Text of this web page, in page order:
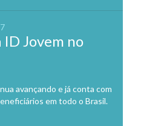
ID Jovem no
avançando e já conta com
em todo o Brasil.